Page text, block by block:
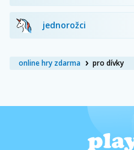
online hry zdarma pro dívky
jednorožci